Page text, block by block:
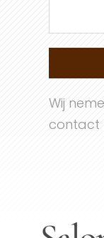
Wij
contact